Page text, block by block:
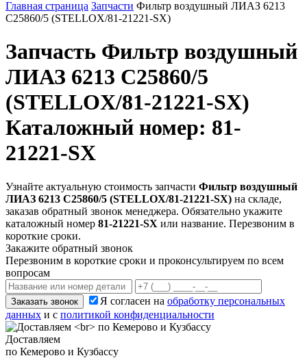
Главная страница Запчасти Фильтр воздушный ЛИАЗ 6213
C25860/5 (STELLOX/81-21221-SX)
Запчасть Фильтр воздушный
ЛИАЗ 6213 C25860/5
(STELLOX/81-21221-SX)
Каталожный номер: 81-
21221-SX
Узнайте актуальную стоимость запчасти Фильтр воздушный
ЛИАЗ 6213 C25860/5 (STELLOX/81-21221-SX) на складе,
заказав обратный звонок менеджера. Обязательно укажите
каталожный номер 81-21221-SX или название. Перезвоним в
короткие сроки.
Закажите обратный звонок
Перезвоним в короткие сроки и проконсультируем по всем
вопросам
Заказать звонок Я согласен на обработку персональных
данных и с политикой конфиденциальности
Доставляем
по Кемерово и Кузбассу